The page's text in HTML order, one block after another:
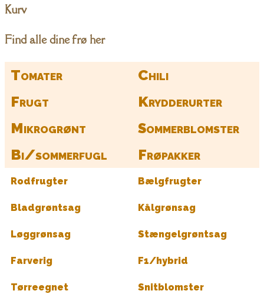
Kurv
Find alle dine frø her
Tomater
Chili
Frugt
Krydderurter
Mikrogrønt
Sommerblomster
Bi/sommerfugl
Frøpakker
Rodfrugter Bælgfrugter
Bladgrøntsag Kålgrønsag
Løggrønsag Stængelgrøntsag
Farverig F1/hybrid
Tørreegnet Snitblomster